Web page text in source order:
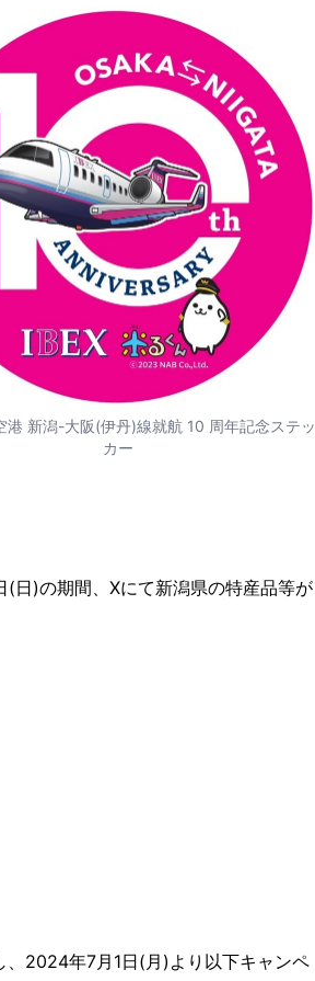
港 新潟-大阪(伊丹)線就航 10 周年記念ステッ
カー
日)の期間、Xにて新潟県の特産品等が
2024年7月1日(月)より以下キャンペ